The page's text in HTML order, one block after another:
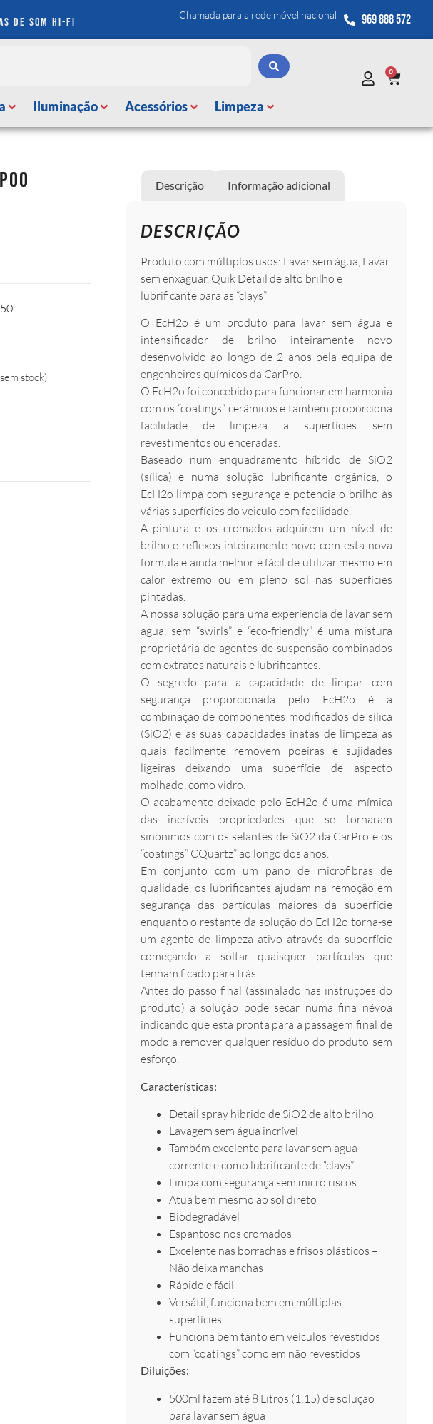
de som hi-fi
Chamada para a rede móvel nacional 969 888 572
Iluminação Acessórios Limpeza
0
stock)
Descrição Informação adicional
DESCRIÇÃO
Produto com múltiplos usos: Lavar sem água, Lavar
sem enxaguar, Quik Detail de alto brilho e
lubrificante para as “clays”
O EcH2o é um produto para lavar sem água e
intensificador de brilho inteiramente novo
desenvolvido ao longo de 2 anos pela equipa de
engenheiros químicos da CarPro.
O EcH2o foi concebido para funcionar em harmonia
com os “coatings” cerâmicos e também proporciona
facilidade de limpeza a superfícies sem
revestimentos ou enceradas.
Baseado num enquadramento híbrido de SiO2
(sílica) e numa solução lubrificante orgânica, o
EcH2o limpa com segurança e potencia o brilho às
várias superfícies do veiculo com facilidade.
A pintura e os cromados adquirem um nível de
brilho e reflexos inteiramente novo com esta nova
formula e ainda melhor é fácil de utilizar mesmo em
calor extremo ou em pleno sol nas superfícies
pintadas.
A nossa solução para uma experiencia de lavar sem
agua, sem “swirls” e “eco-friendly” é uma mistura
proprietária de agentes de suspensão combinados
com extratos naturais e lubrificantes.
O segredo para a capacidade de limpar com
segurança proporcionada pelo EcH2o é a
combinação de componentes modificados de sílica
(SiO2) e as suas capacidades inatas de limpeza as
quais facilmente removem poeiras e sujidades
ligeiras deixando uma superfície de aspecto
molhado, como vidro.
O acabamento deixado pelo EcH2o é uma mímica
das incríveis propriedades que se tornaram
sinónimos com os selantes de SiO2 da CarPro e os
“coatings” CQuartz” ao longo dos anos.
Em conjunto com um pano de microfibras de
qualidade, os lubrificantes ajudam na remoção em
segurança das partículas maiores da superfície
enquanto o restante da solução do EcH2o torna-se
um agente de limpeza ativo através da superfície
começando a soltar quaisquer partículas que
tenham ficado para trás.
Antes do passo final (assinalado nas instruções do
produto) a solução pode secar numa fina névoa
indicando que esta pronta para a passagem final de
modo a remover qualquer resíduo do produto sem
esforço.
Características:
Detail spray hibrido de SiO2 de alto brilho
Lavagem sem água incrível
Também excelente para lavar sem agua
corrente e como lubrificante de “clays”
Limpa com segurança sem micro riscos
Atua bem mesmo ao sol direto
Biodegradável
Espantoso nos cromados
Excelente nas borrachas e frisos plásticos –
Não deixa manchas
Rápido e fácil
Versátil, funciona bem em múltiplas
superfícies
Funciona bem tanto em veículos revestidos
com “coatings” como em não revestidos
Diluições:
500ml fazem até 8 Litros (1:15) de solução
para lavar sem água